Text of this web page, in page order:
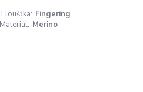
Tloušťka: Fingering
Materiál: Merino